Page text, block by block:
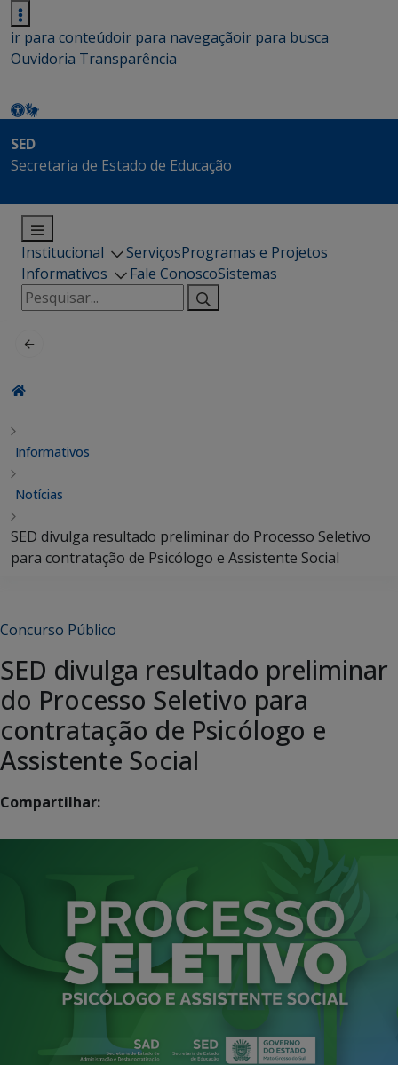
ir para conteúdoir para navegaçãoir para busca
Ouvidoria Transparência
SED
Secretaria de Estado de Educação
Institucional ServiçosProgramas e Projetos
Informativos
Fale ConoscoSistemas
Pesquisar
por:
Informativos
Notícias
SED divulga resultado preliminar do Processo Seletivo
para contratação de Psicólogo e Assistente Social
Concurso Público
SED divulga resultado preliminar
do Processo Seletivo para
contratação de Psicólogo e
Assistente Social
Compartilhar: